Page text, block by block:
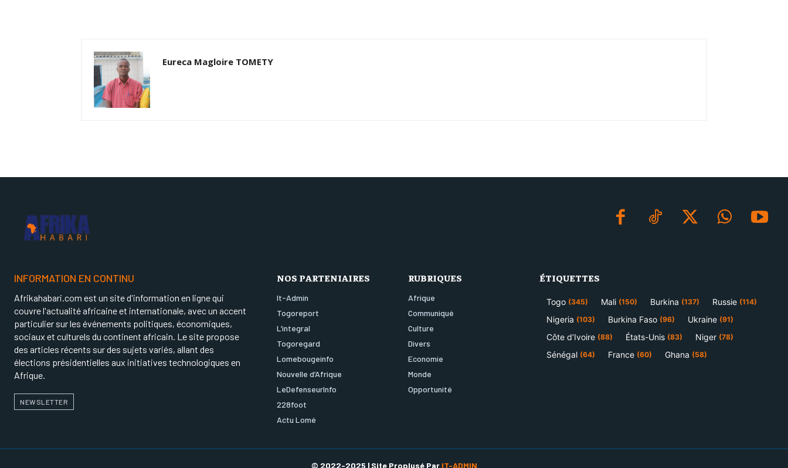
Eureca Magloire TOMETY
INFORMATION EN CONTINU
Afrikahabari.com est un site d'information en ligne qui
couvre l'actualité africaine et internationale, avec un accent
particulier sur les événements politiques, économiques,
sociaux et culturels du continent africain. Le site propose
des articles récents sur des sujets variés, allant des
élections présidentielles aux initiatives technologiques en
Afrique.
NEWSLETTER
NOS PARTENIAIRES
It-Admin
Togoreport
L’integral
Togoregard
Lomebougeinfo
Nouvelle d’Afrique
LeDefenseurInfo
228foot
Actu Lomé
RUBRIQUES
Afrique
Communiqué
Culture
Divers
Economie
Monde
Opportunité
ÉTIQUETTES
Togo (345) Mali (150) Burkina (137) Russie (114)
Nigeria (103) Burkina Faso (96) Ukraine (91)
Côte d’Ivoire (88) États-Unis (83) Niger (78)
Sénégal (64) France (60) Ghana (58)
© 2022-2025 | Site Proplusé Par IT-ADMIN